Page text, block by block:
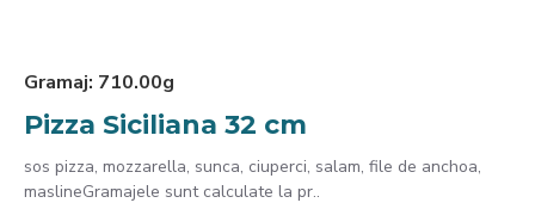
Gramaj: 710.00g
Pizza Siciliana 32 cm
sos pizza, mozzarella, sunca, ciuperci, salam, file de anchoa,
maslineGramajele sunt calculate la pr..